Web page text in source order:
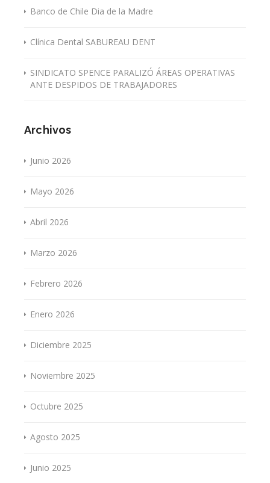
Banco de Chile Dia de la Madre
Clínica Dental SABUREAU DENT
SINDICATO SPENCE PARALIZÓ ÁREAS OPERATIVAS
ANTE DESPIDOS DE TRABAJADORES
Archivos
Junio 2026
Mayo 2026
Abril 2026
Marzo 2026
Febrero 2026
Enero 2026
Diciembre 2025
Noviembre 2025
Octubre 2025
Agosto 2025
Junio 2025